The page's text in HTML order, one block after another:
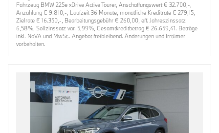
Fahrzeug BMW 225e xDrive Active Tourer, Anschaffungswert € 32.700,-,
Anzahlung € 9.810,-, Laufzeit 36 Monate, monatliche Kreditrate € 279,15,
Zielrate € 16.350,-, Bearbeitungsgebühr € 260,00, eff. Jahreszinssatz
6,58%, Sollzinssatz var. 5,99%, Gesamtkreditbetrag € 26.659,41. Beträge
inkl. NoVA und MwSt.. Angebot freibleibend. Änderungen und Irrtümer
vorbehalten.